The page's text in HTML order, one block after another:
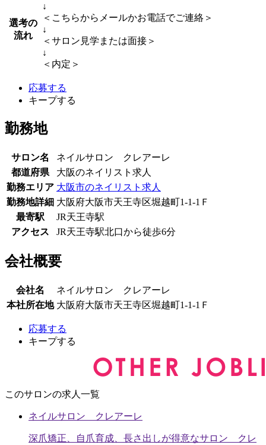
選考の
流れ
↓
＜こちらからメールかお電話でご連絡＞
↓
＜サロン見学または面接＞
↓
＜内定＞
応募する
キープする
勤務地
サロン名
ネイルサロン クレアーレ
都道府県
大阪のネイリスト求人
勤務エリア 大阪市のネイリスト求人
勤務地詳細 大阪府大阪市天王寺区堀越町1-1-1Ｆ
最寄駅
JR天王寺駅
アクセス
JR天王寺駅北口から徒歩6分
会社概要
会社名
ネイルサロン クレアーレ
本社所在地 大阪府大阪市天王寺区堀越町1-1-1Ｆ
応募する
キープする
このサロンの求人一覧
ネイルサロン クレアーレ
深爪矯正、自爪育成、長さ出しが得意なサロン クレ